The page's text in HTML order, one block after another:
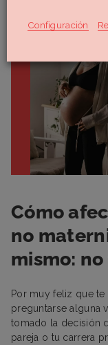
Cómo
no
mismo:
Por muy feliz que te
preguntarse alguna
tomado la decisión
pareja o tu carrera
Configuración